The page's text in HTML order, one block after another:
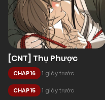
[CNT] Thụ Phược
CHAP 16 1 giây trước
CHAP 15 1 giây trước